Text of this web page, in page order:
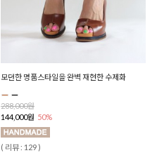
모던한 명품스타일을 완벽 재현한 수제화
288,000원
144,000원 50%
( 리뷰 : 129 )